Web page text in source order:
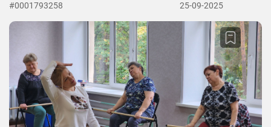
#0001793258 25-09-2025